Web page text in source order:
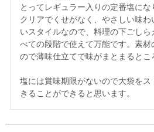
とってレギュラー入りの定番塩にな
クリアでくせがなく、やさしい味
いスタイルなので、料理の下ごし
べての段階で使えて万能です。素材
ので薄味仕立てで味がまとまるとこ
塩には賞味期限がないので大袋を